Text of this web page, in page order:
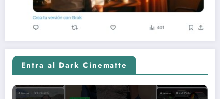
Entra al Dark Cinematte